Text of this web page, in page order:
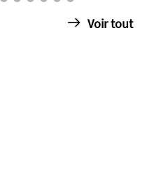
Voir tout